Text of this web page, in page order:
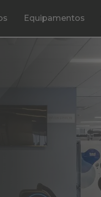
Equipamentos